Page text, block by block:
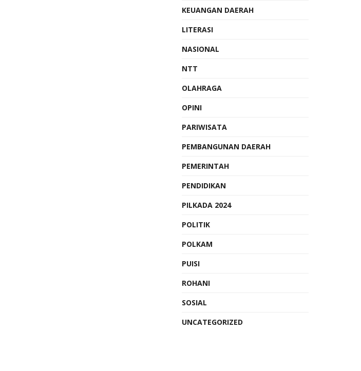
KEUANGAN DAERAH
LITERASI
NASIONAL
NTT
OLAHRAGA
OPINI
PARIWISATA
PEMBANGUNAN DAERAH
PEMERINTAH
PENDIDIKAN
PILKADA 2024
POLITIK
POLKAM
PUISI
ROHANI
SOSIAL
UNCATEGORIZED